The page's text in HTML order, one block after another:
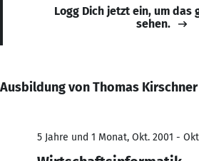
Logg Dich jetzt ein, um das
sehen.
Ausbildung von Thomas Kirschner
5 Jahre und 1 Monat, Okt. 2001 -